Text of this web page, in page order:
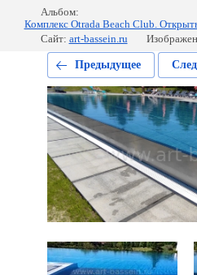
Альбом:
Комплекс Otrada Beach Club.
Сайт: art-bassein.ru
Предыдущее